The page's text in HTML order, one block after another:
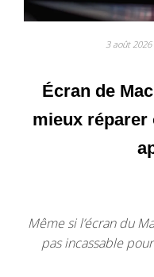
3 août 2026
Écran de
mieux réparer
Même si l’écran du
pas incassable